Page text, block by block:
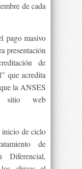
de cada
pago masivo
presentación
de
que acredita
la ANSES
sitio web
inicio de ciclo
de
Diferencial,